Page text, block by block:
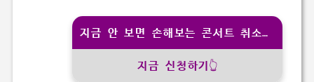
지금 안 보면 손해보는 콘서트 취소표 잡는법
지금 신청하기👆